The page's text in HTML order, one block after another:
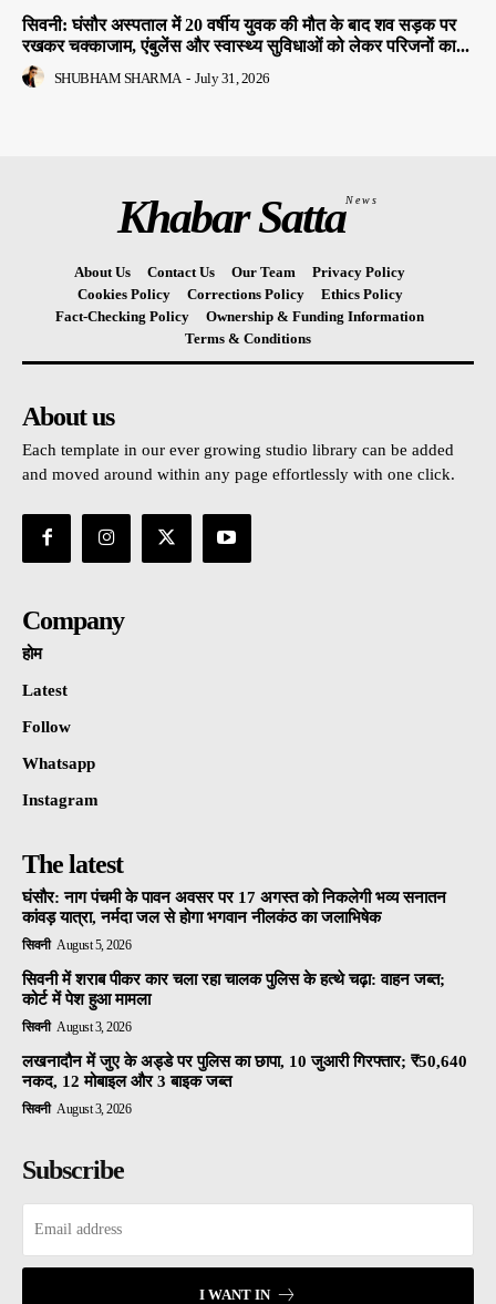
सिवनी: घंसौर अस्पताल में 20 वर्षीय युवक की मौत के बाद शव सड़क पर
रखकर चक्काजाम, एंबुलेंस और स्वास्थ्य सुविधाओं को लेकर परिजनों का...
SHUBHAM SHARMA - July 31, 2026
Khabar SattaNews
About Us Contact Us Our Team
Privacy Policy
Cookies Policy
Corrections Policy
Ethics Policy
Fact-Checking Policy
Ownership & Funding Information
Terms & Conditions
About us
Each template in our ever growing studio library can be added
and moved around within any page effortlessly with one click.
Company
होम
Latest
Follow
Whatsapp
Instagram
The latest
घंसौर: नाग पंचमी के पावन अवसर पर 17 अगस्त को निकलेगी भव्य सनातन
कांवड़ यात्रा, नर्मदा जल से होगा भगवान नीलकंठ का जलाभिषेक
सिवनी August 5, 2026
सिवनी में शराब पीकर कार चला रहा चालक पुलिस के हत्थे चढ़ा: वाहन जब्त;
कोर्ट में पेश हुआ मामला
सिवनी August 3, 2026
लखनादौन में जुए के अड्डे पर पुलिस का छापा, 10 जुआरी गिरफ्तार; ₹50,640
नकद, 12 मोबाइल और 3 बाइक जब्त
सिवनी August 3, 2026
Subscribe
I WANT IN